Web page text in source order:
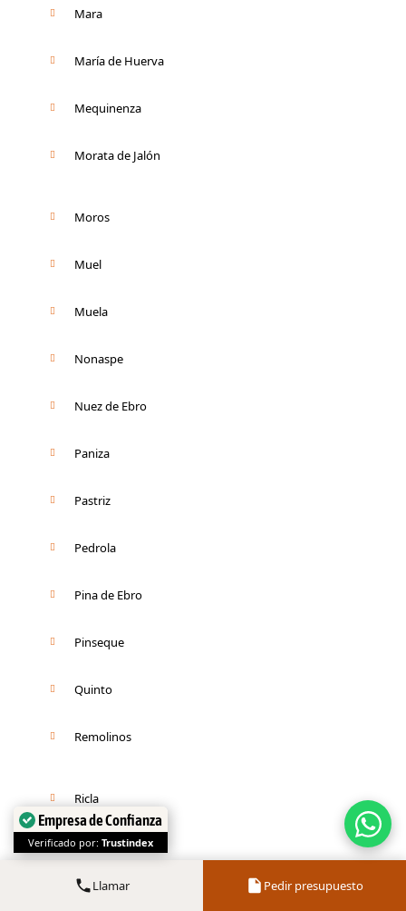
Mara
María de Huerva
Mequinenza
Morata de Jalón
Moros
Muel
Muela
Nonaspe
Nuez de Ebro
Paniza
Pastriz
Pedrola
Pina de Ebro
Pinseque
Quinto
Remolinos
Ricla
Romanos
Sádaba
Llamar Pedir presupuesto
Empresa de Confianza
Verificado por: Trustindex